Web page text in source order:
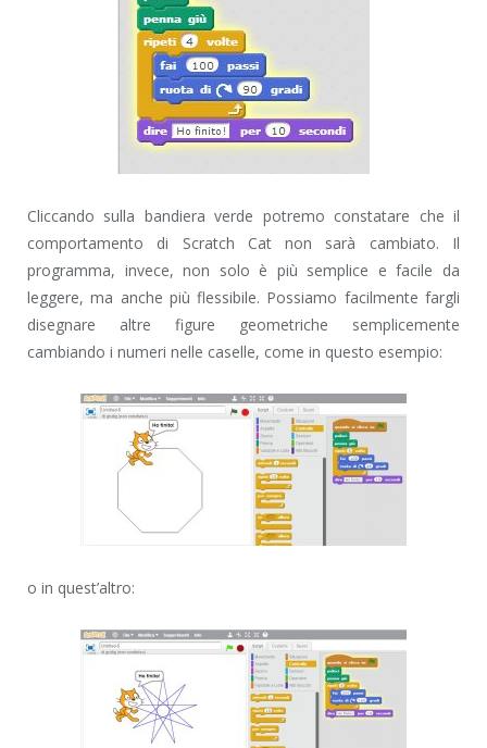
Cliccando sulla bandiera verde potremo constatare che il
comportamento di Scratch Cat non sarà cambiato. Il
programma, invece, non solo è più semplice e facile da
leggere, ma anche più flessibile. Possiamo facilmente fargli
disegnare altre figure geometriche semplicemente
cambiando i numeri nelle caselle, come in questo esempio:
o in quest’altro: